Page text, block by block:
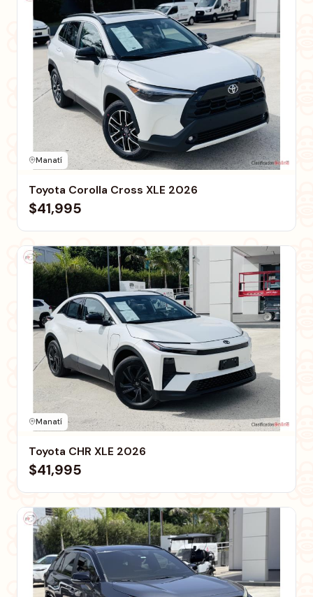
Manatí
Toyota Corolla Cross XLE 2026
$41,995
Manatí
Toyota CHR XLE 2026
$41,995